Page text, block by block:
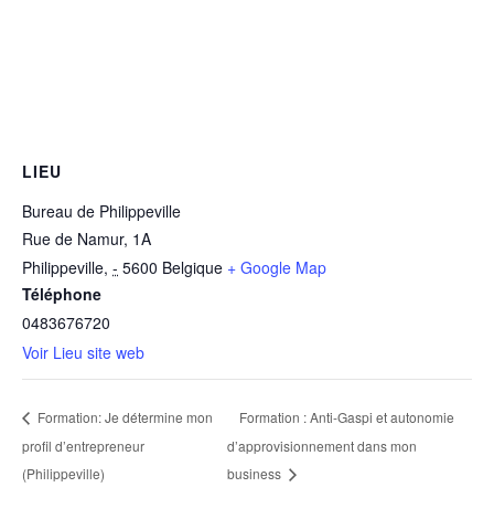
LIEU
Bureau de Philippeville
Rue de Namur, 1A
Philippeville, - 5600 Belgique + Google Map
Téléphone
0483676720
Voir Lieu site web
Formation: Je détermine mon
profil d’entrepreneur
(Philippeville)
Formation : Anti-Gaspi et autonomie
d’approvisionnement dans mon
business